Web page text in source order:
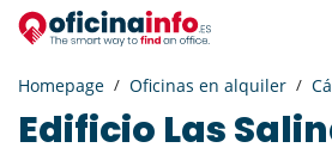
Homepage Oficinas en alquiler
Edificio Las